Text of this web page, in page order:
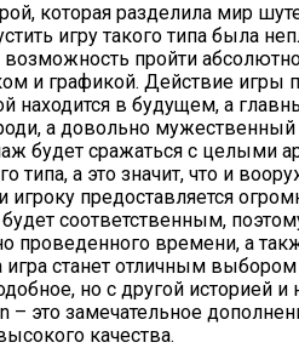
которая разделила мир
игру такого типа была
пройти
и графикой. Действие игры
находится в будущем, а
а довольно
будет сражаться с целыми
типа, а это значит, что и
предоставляется
соответственным,
проведенного времени, а
станет отличным выбором
но с другой историей и
это замечательное
качества.